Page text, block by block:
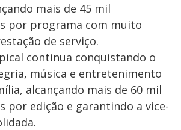
mais de 45 mil
por programa com muito
de serviço.
continua conquistando o
música e entretenimento
alcançando mais de 60 mil
por edição e garantindo a vice-